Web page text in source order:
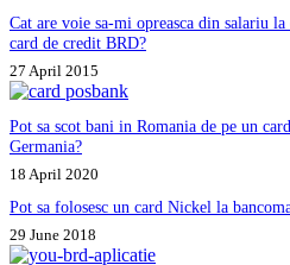
unde
l-
Cat are voie sa-mi opreasca din salariu
card de credit BRD?
27 April 2015
Pot sa scot bani in Romania de pe un
Germania?
18 April 2020
Pot sa folosesc un card Nickel la
29 June 2018